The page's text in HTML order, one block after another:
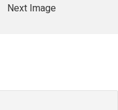
Next Image